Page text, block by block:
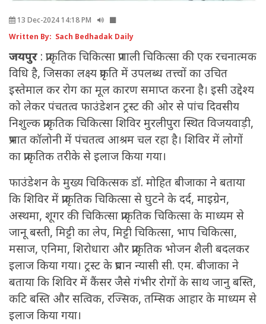
13 Dec-2024 14:18 PM
Written By: Sach Bedhadak Daily
जयपुर : प्राकृतिक चिकित्सा प्रणाली चिकित्सा की एक रचनात्मक
विधि है, जिसका लक्ष्य प्रकृति में उपलब्ध तत्त्वों का उचित
इस्तेमाल कर रोग का मूल कारण समाप्त करना है। इसी उद्देश्य
को लेकर पंचतत्व फाउंडेशन ट्रस्ट की ओर से पांच दिवसीय
निशुल्क प्राकृतिक चिकित्सा शिविर मुरलीपुरा स्थित विजयवाड़ी,
प्रभात कॉलोनी में पंचतत्व आश्रम चल रहा है। शिविर में लोगों
का प्राकृतिक तरीके से इलाज किया गया।
फाउंडेशन के मुख्य चिकित्सक डॉ. मोहित बीजाका ने बताया
कि शिविर में प्राकृतिक चिकित्सा से घुटने के दर्द, माइग्रेन,
अस्थमा, शूगर की चिकित्सा प्राकृतिक चिकित्सा के माध्यम से
जानू बस्ती, मिट्टी का लेप, मिट्टी चिकित्सा, भाप चिकित्सा,
मसाज, एनिमा, शिरोधारा और प्राकृतिक भोजन शैली बदलकर
इलाज किया गया। ट्रस्ट के प्रधान न्यासी सी. एम. बीजाका ने
बताया कि शिविर में कैंसर जैसे गंभीर रोगों के साथ जानु बस्ति,
कटि बस्ति और सत्विक, रज्सिक, तम्सिक आहार के माध्यम से
इलाज किया गया।